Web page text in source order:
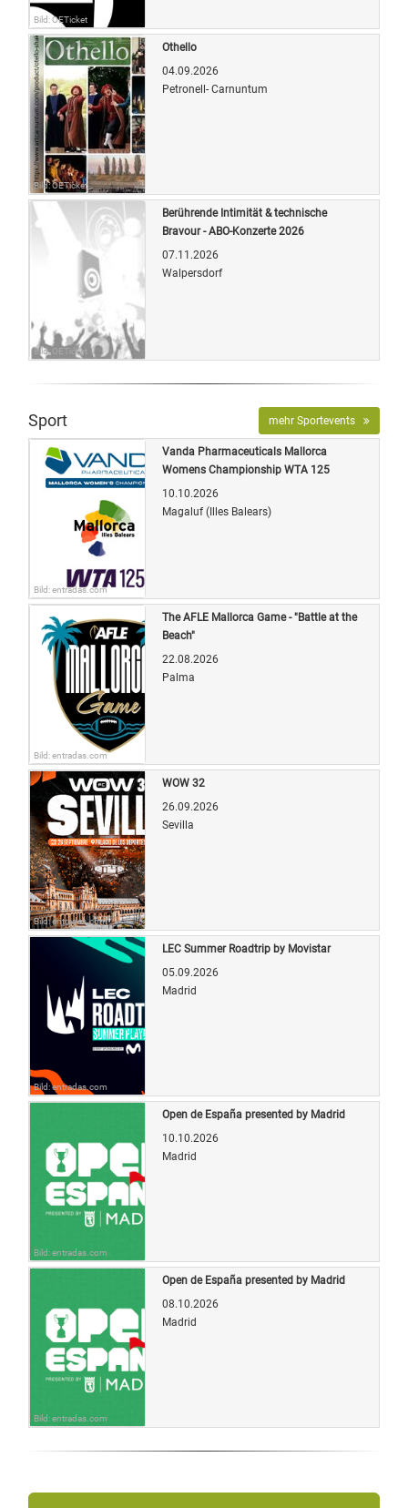
Bild: OETicket
Bild: OETicket
Othello
04.09.2026
Petronell- Carnuntum
Bild: OETicket
Berührende Intimität & technische
Bravour - ABO-Konzerte 2026
07.11.2026
Walpersdorf
Sport mehr Sportevents
Bild: entradas.com
Vanda Pharmaceuticals Mallorca
Womens Championship WTA 125
10.10.2026
Magaluf (Illes Balears)
Bild: entradas.com
The AFLE Mallorca Game - "Battle at the
Beach"
22.08.2026
Palma
Bild: entradas.com
WOW 32
26.09.2026
Sevilla
Bild: entradas.com
LEC Summer Roadtrip by Movistar
05.09.2026
Madrid
Bild: entradas.com
Open de España presented by Madrid
10.10.2026
Madrid
Bild: entradas.com
Open de España presented by Madrid
08.10.2026
Madrid